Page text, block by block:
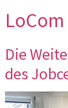
LoCom
Die
des